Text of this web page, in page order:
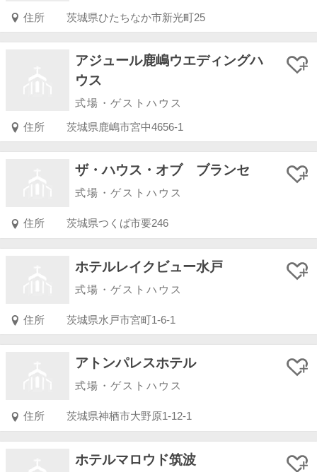
住所 茨城県ひたちなか市新光町25
アジュール鹿嶋ウエディングハ
ウス
式場・ゲストハウス
住所 茨城県鹿嶋市宮中4656-1
ザ・ハウス・オブ ブランセ
式場・ゲストハウス
住所 茨城県つくば市要246
ホテルレイクビュー水戸
式場・ゲストハウス
住所 茨城県水戸市宮町1-6-1
アトンパレスホテル
式場・ゲストハウス
住所 茨城県神栖市大野原1-12-1
ホテルマロウド筑波